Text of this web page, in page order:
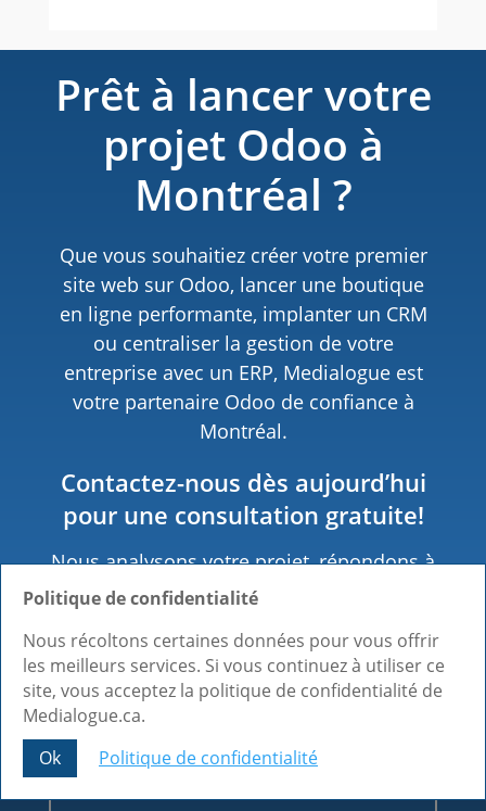
Prêt à lancer votre
projet Odoo à
Montréal ?
Que vous souhaitiez créer votre premier
site web sur Odoo, lancer une boutique
en ligne performante, implanter un CRM
ou centraliser la gestion de votre
entreprise avec un ERP, Medialogue est
votre partenaire Odoo de confiance à
Montréal.
Contactez-nous dès aujourd’hui
pour une consultation gratuite!
Nous analysons votre projet, répondons à
vos questions et vous proposons une
vos objectifs — sans engagement. Faites-
nous confiance et allez de l’avant avec
Medialogue!
Politique de confidentialité
Nous récoltons certaines données pour vous offrir
les meilleurs services. Si vous continuez à utiliser ce
site, vous acceptez la politique de confidentialité de
Medialogue.ca.
Ok
Politique de confidentialité